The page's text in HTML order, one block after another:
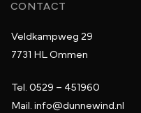
CONTACT
Veldkampweg 29
7731 HL Ommen
Tel. 0529 – 451960
Mail. info@dunnewind.nl